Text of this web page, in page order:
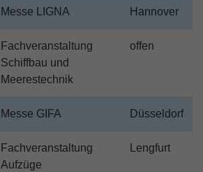
Messe LIGNA Hannover
Fachveranstaltung
Schiffbau und
Meerestechnik
offen
Messe GIFA Düsseldorf
Fachveranstaltung
Aufzüge
Lengfurt